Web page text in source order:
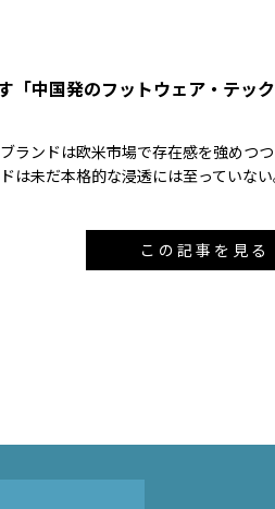
「中国発のフットウェア・テッ
ンドは欧米市場で存在感を強めつつ
は未だ本格的な浸透には至っていな
この記事を見る